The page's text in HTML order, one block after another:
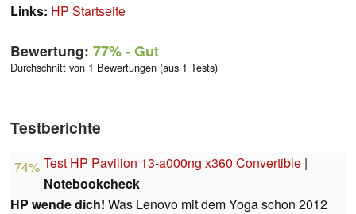
Links: HP Startseite
Bewertung: 77%- Gut
Durchschnitt von 1 Bewertungen (aus 1 Tests)
Testberichte
74% Test HP Pavilion 13-a000ng x360 Convertible |
Notebookcheck
HP wende dich! Was Lenovo mit dem Yoga schon 2012